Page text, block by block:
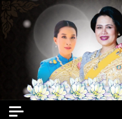
Skip